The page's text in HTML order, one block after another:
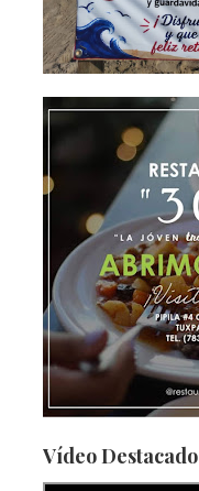
Vídeo Destacado